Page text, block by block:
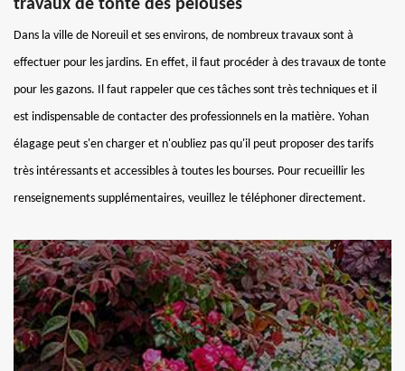
travaux de tonte des pelouses
Dans la ville de Noreuil et ses environs, de nombreux travaux sont à
effectuer pour les jardins. En effet, il faut procéder à des travaux de tonte
pour les gazons. Il faut rappeler que ces tâches sont très techniques et il
est indispensable de contacter des professionnels en la matière. Yohan
élagage peut s'en charger et n'oubliez pas qu'il peut proposer des tarifs
très intéressants et accessibles à toutes les bourses. Pour recueillir les
renseignements supplémentaires, veuillez le téléphoner directement.